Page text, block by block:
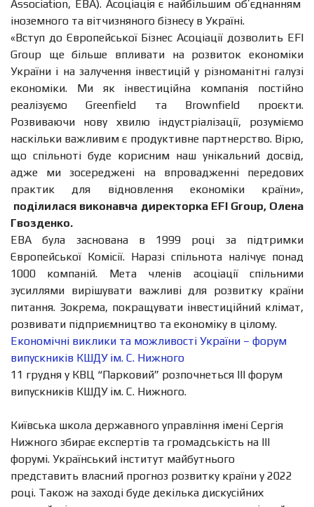
Association, EBA). Асоціація є найбільшим об’єднанням
іноземного та вітчизняного бізнесу в Україні.
«Вступ до Європейської Бізнес Асоціації дозволить EFI
Group ще більше впливати на розвиток економіки
України і на залучення інвестицій у різноманітні галузі
економіки. Ми як інвестиційна компанія постійно
реалізуємо Greenfield та Brownfield проєкти.
Розвиваючи нову хвилю індустріалізації, розуміємо
наскільки важливим є продуктивне партнерство. Вірю,
що спільноті буде корисним наш унікальний досвід,
адже ми зосереджені на впровадженні передових
практик для відновлення економіки країни»,
поділилася виконавча директорка EFI Group, Олена
Гвозденко.
EBA була заснована в 1999 році за підтримки
Європейської Комісії. Наразі спільнота налічує понад
1000 компаній. Мета членів асоціації спільними
зусиллями вирішувати важливі для розвитку країни
питання. Зокрема, покращувати інвестиційний клімат,
розвивати підприємництво та економіку в цілому.
Економічні виклики та можливості України – форум
випускників КШДУ ім. С. Нижного
11 грудня у КВЦ “Парковий” розпочнеться ІІІ форум
випускників КШДУ ім. С. Нижного.
Київська школа державного управління імені Сергія
Нижного збирає експертів та громадськість на ІІІ
форумі. Український інститут майбутнього
представить власний прогноз розвитку країни у 2022
році. Також на заході буде декілька дискусійних